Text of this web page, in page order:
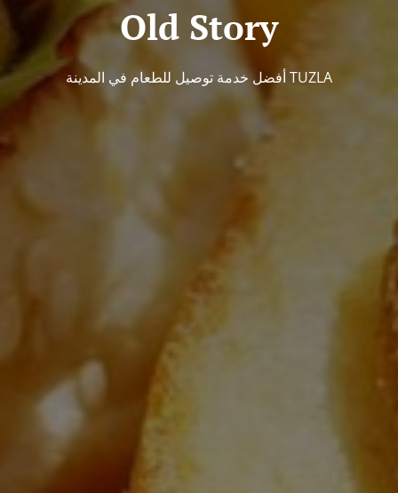
Old Story
أفضل خدمة توصيل للطعام في المدينة TUZLA